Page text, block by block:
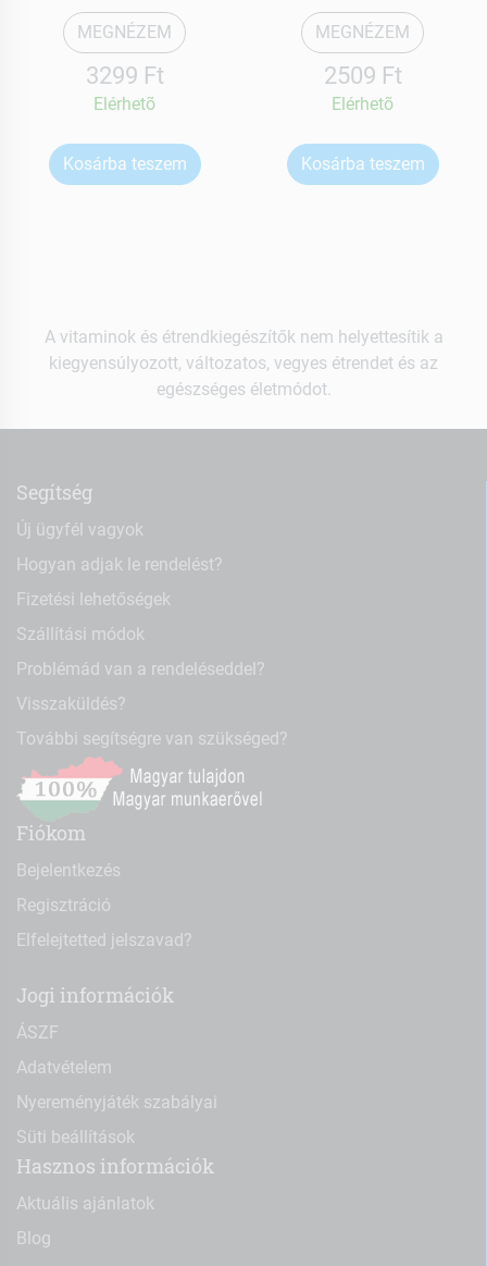
MEGNÉZEM
3299 Ft
Elérhetõ
Kosárba teszem
MEGNÉZEM
2509 Ft
Elérhetõ
Kosárba teszem
A vitaminok és étrendkiegészítők nem helyettesítik a
kiegyensúlyozott, változatos, vegyes étrendet és az
egészséges életmódot.
Segítség
Új ügyfél vagyok
Hogyan adjak le rendelést?
Fizetési lehetőségek
Szállítási módok
Problémád van a rendeléseddel?
Visszaküldés?
További segítségre van szükséged?
Fiókom
Bejelentkezés
Regisztráció
Elfelejtetted jelszavad?
Jogi információk
ÁSZF
Adatvételem
Nyereményjáték szabályai
Süti beállítások
Hasznos információk
Aktuális ajánlatok
Blog